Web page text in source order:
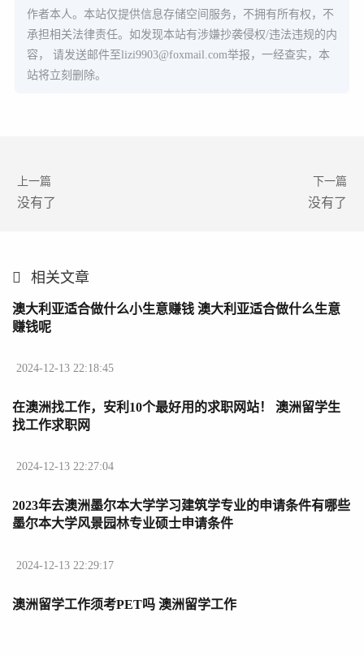
作者本人。本站仅提供信息存储空间服务，不拥有所有权，不
承担相关法律责任。如发现本站有涉嫌抄袭侵权/违法违规的内
容， 请发送邮件至lizi9903@foxmail.com举报，一经查实，本
站将立刻删除。
上一篇
没有了
下一篇
没有了
相关文章
澳大利亚适合做什么小生意赚钱 澳大利亚适合做什么生意
赚钱呢
2024-12-13 22:18:45
在澳洲找工作，安利10个最好用的求职网站！ 澳洲留学生
找工作求职网
2024-12-13 22:27:04
2023年去澳洲墨尔本大学学习建筑学专业的申请条件有哪些
墨尔本大学风景园林专业硕士申请条件
2024-12-13 22:29:17
澳洲留学工作须考PET吗 澳洲留学工作